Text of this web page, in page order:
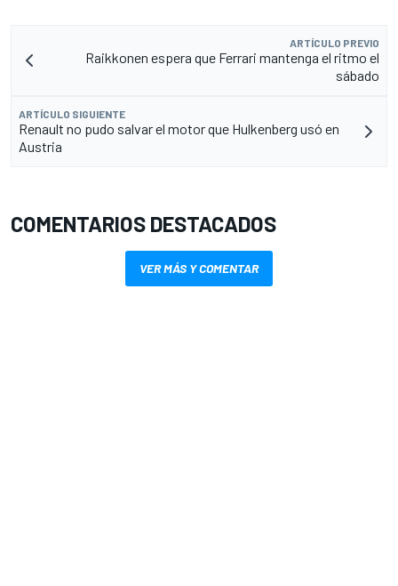
ARTÍCULO PREVIO
Raikkonen espera que Ferrari mantenga el ritmo el
sábado
ARTÍCULO SIGUIENTE
Renault no pudo salvar el motor que Hulkenberg usó en
Austria
COMENTARIOS DESTACADOS
VER MÁS Y COMENTAR